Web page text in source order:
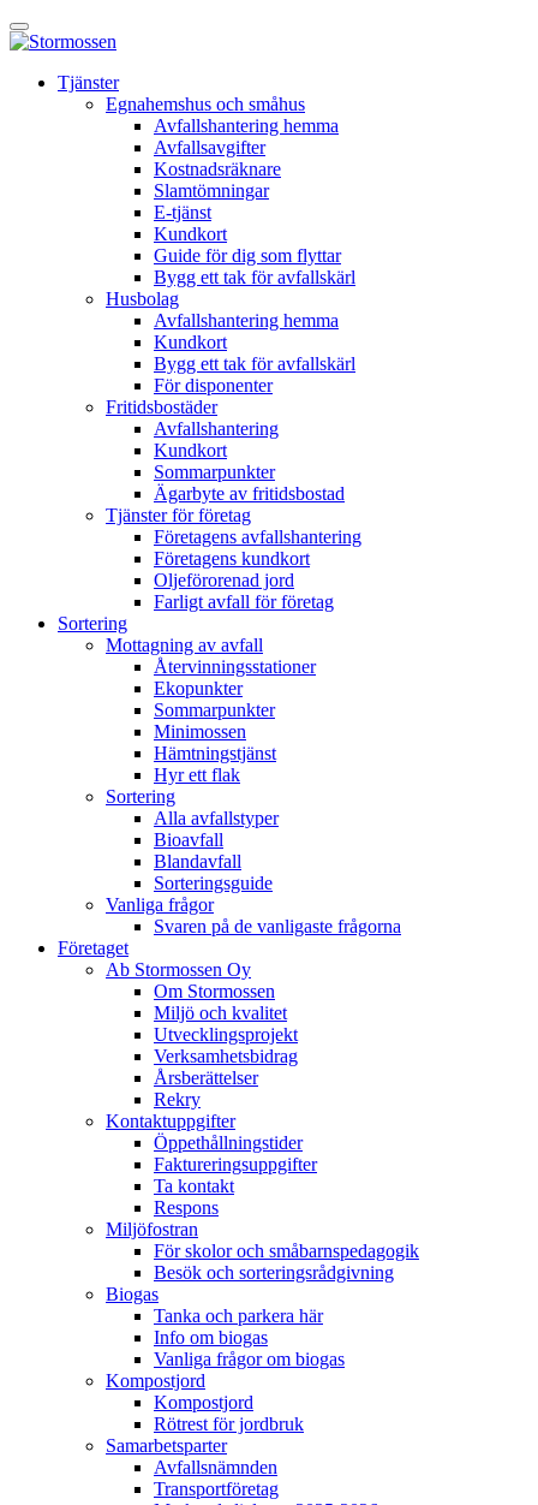
Skip
toÖppna
huvudmeny
tjänst
Tjänster
Egnahemshus och småhus
Avfallshantering hemma
Avfallsavgifter
Kostnadsräknare
Slamtömningar
E-tjänst
Kundkort
Guide för dig som flyttar
Bygg ett tak för avfallskärl
Husbolag
Avfallshantering hemma
Kundkort
Bygg ett tak för avfallskärl
För disponenter
Fritidsbostäder
Avfallshantering
Kundkort
Sommarpunkter
Ägarbyte av fritidsbostad
Tjänster för företag
Företagens avfallshantering
Företagens kundkort
Oljeförorenad jord
Farligt avfall för företag
Sortering
Mottagning av avfall
Återvinningsstationer
Ekopunkter
Sommarpunkter
Minimossen
Hämtningstjänst
Hyr ett flak
Sortering
Alla avfallstyper
Bioavfall
Blandavfall
Sorteringsguide
Vanliga frågor
Svaren på de vanligaste frågorna
Företaget
Ab Stormossen Oy
Om Stormossen
Miljö och kvalitet
Utvecklingsprojekt
Verksamhetsbidrag
Årsberättelser
Rekry
Kontaktuppgifter
Öppethållningstider
Faktureringsuppgifter
Ta kontakt
Respons
Miljöfostran
För skolor och småbarnspedagogik
Besök och sorteringsrådgivning
Biogas
Tanka och parkera här
Info om biogas
Vanliga frågor om biogas
Kompostjord
Kompostjord
Rötrest för jordbruk
Samarbetsparter
Avfallsnämnden
Transportföretag